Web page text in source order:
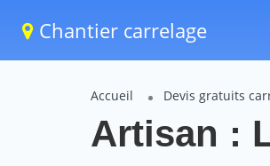
Chantier carrelage
Accueil Devis gratuits
Artisan :